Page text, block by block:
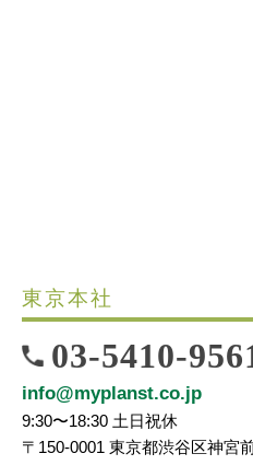
東京本社
03-5410-
info@myplanst.co.jp
9:30〜18:30 土日祝休
〒150-0001 東京都渋谷区神宮